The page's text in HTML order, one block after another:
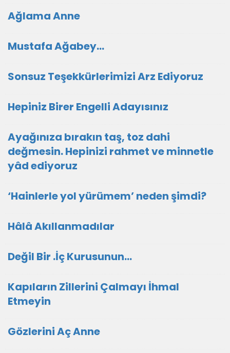
Ağlama Anne
Mustafa Ağabey…
Sonsuz Teşekkürlerimizi Arz Ediyoruz
Hepiniz Birer Engelli Adayısınız
Ayağınıza bırakın taş, toz dahi
değmesin. Hepinizi rahmet ve minnetle
yâd ediyoruz
‘Hainlerle yol yürümem’ neden şimdi?
Hâlâ Akıllanmadılar
Değil Bir .İç Kurusunun…
Kapıların Zillerini Çalmayı İhmal
Etmeyin
Gözlerini Aç Anne